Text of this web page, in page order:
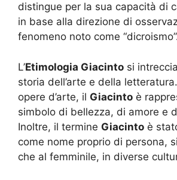
distingue per la sua capacità di
in base alla direzione di
fenomeno noto come
L’Etimologia Giacinto si
storia dell’arte e della
opere d’arte, il Giacinto è
simbolo di bellezza, di amore e
Inoltre, il termine Giacinto è
come nome proprio di persona,
che al femminile, in diverse